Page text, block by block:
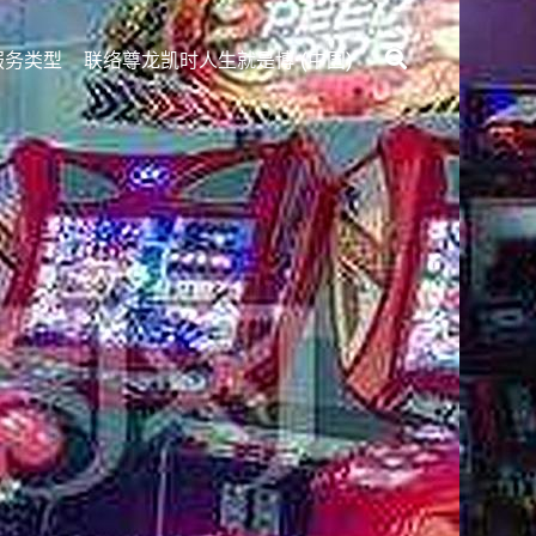
务类型 联络尊龙凯时人生就是博·(中国)